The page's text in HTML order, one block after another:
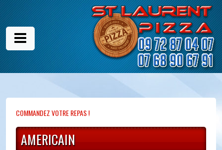
COMMANDEZ VOTRE REPAS !
AMERICAIN